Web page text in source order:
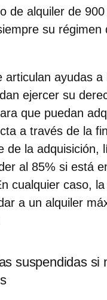
de alquiler de
su régimen
articulan ayudas a
ejercer su
que puedan
a través de la
de la adquisición,
al 85% si está
cualquier caso,
a un alquiler
suspendidas si